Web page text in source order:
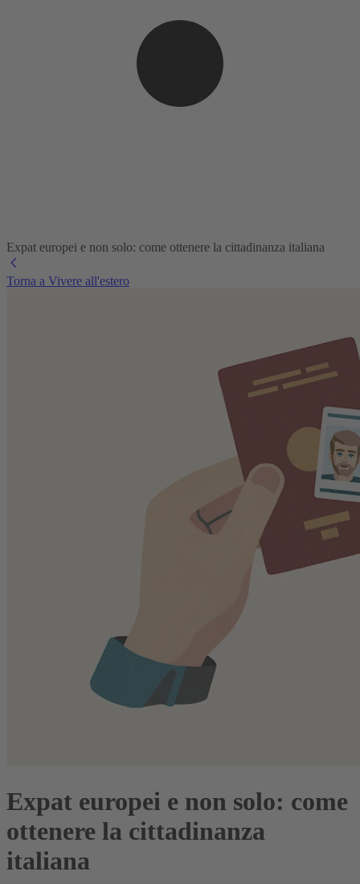
Expat europei e non solo: come ottenere la cittadinanza italiana
Torna a Vivere all'estero
Expat europei e non solo: come
ottenere la cittadinanza
italiana